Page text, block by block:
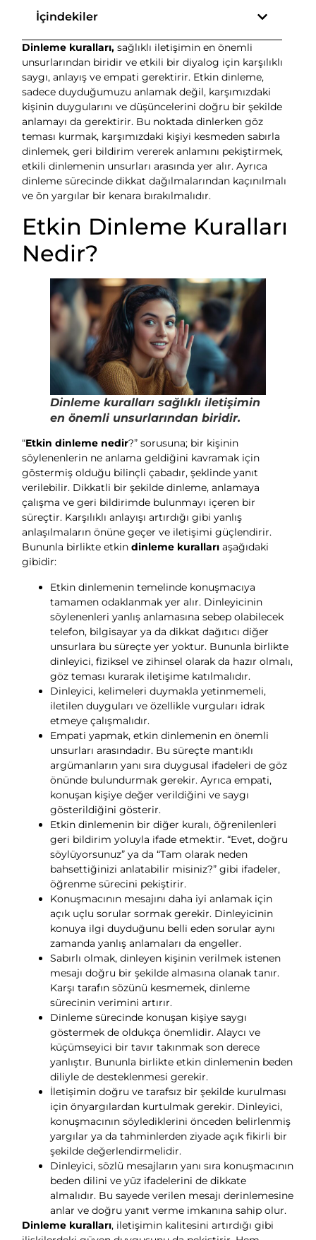
İçindekiler
Dinleme kuralları, sağlıklı iletişimin en önemli
unsurlarından biridir ve etkili bir diyalog için karşılıklı
saygı, anlayış ve empati gerektirir. Etkin dinleme,
sadece duyduğumuzu anlamak değil, karşımızdaki
kişinin duygularını ve düşüncelerini doğru bir şekilde
anlamayı da gerektirir. Bu noktada dinlerken göz
teması kurmak, karşımızdaki kişiyi kesmeden sabırla
dinlemek, geri bildirim vererek anlamını pekiştirmek,
etkili dinlemenin unsurları arasında yer alır. Ayrıca
dinleme sürecinde dikkat dağılmalarından kaçınılmalı
ve ön yargılar bir kenara bırakılmalıdır.
Etkin Dinleme Kuralları
Nedir?
Dinleme kuralları sağlıklı iletişimin
en önemli unsurlarından biridir.
“Etkin dinleme nedir?” sorusuna; bir kişinin
söylenenlerin ne anlama geldiğini kavramak için
göstermiş olduğu bilinçli çabadır, şeklinde yanıt
verilebilir. Dikkatli bir şekilde dinleme, anlamaya
çalışma ve geri bildirimde bulunmayı içeren bir
süreçtir. Karşılıklı anlayışı artırdığı gibi yanlış
anlaşılmaların önüne geçer ve iletişimi güçlendirir.
Bununla birlikte etkindinleme kurallarıaşağıdaki
gibidir:
Etkin dinlemenin temelinde konuşmacıya
tamamen odaklanmak yer alır. Dinleyicinin
söylenenleri yanlış anlamasına sebep olabilecek
telefon, bilgisayar ya da dikkat dağıtıcı diğer
unsurlara bu süreçte yer yoktur. Bununla birlikte
dinleyici, fiziksel ve zihinsel olarak da hazır olmalı,
göz teması kurarak iletişime katılmalıdır.
Dinleyici, kelimeleri duymakla yetinmemeli,
iletilen duyguları ve özellikle vurguları idrak
etmeye çalışmalıdır.
Empati yapmak, etkin dinlemenin en önemli
unsurları arasındadır. Bu süreçte mantıklı
argümanların yanı sıra duygusal ifadeleri de göz
önünde bulundurmak gerekir. Ayrıca empati,
konuşan kişiye değer verildiğini ve saygı
gösterildiğini gösterir.
Etkin dinlemenin bir diğer kuralı, öğrenilenleri
geri bildirim yoluyla ifade etmektir. “Evet, doğru
söylüyorsunuz” ya da “Tam olarak neden
bahsettiğinizi anlatabilir misiniz?” gibi ifadeler,
öğrenme sürecini pekiştirir.
Konuşmacının mesajını daha iyi anlamak için
açık uçlu sorular sormak gerekir. Dinleyicinin
konuya ilgi duyduğunu belli eden sorular aynı
zamanda yanlış anlamaları da engeller.
Sabırlı olmak, dinleyen kişinin verilmek istenen
mesajı doğru bir şekilde almasına olanak tanır.
Karşı tarafın sözünü kesmemek, dinleme
sürecinin verimini artırır.
Dinleme sürecinde konuşan kişiye saygı
göstermek de oldukça önemlidir. Alaycı ve
küçümseyici bir tavır takınmak son derece
yanlıştır. Bununla birlikte etkin dinlemenin beden
diliyle de desteklenmesi gerekir.
İletişimin doğru ve tarafsız bir şekilde kurulması
için önyargılardan kurtulmak gerekir. Dinleyici,
konuşmacının söylediklerini önceden belirlenmiş
yargılar ya da tahminlerden ziyade açık fikirli bir
şekilde değerlendirmelidir.
Dinleyici, sözlü mesajların yanı sıra konuşmacının
beden dilini ve yüz ifadelerini de dikkate
almalıdır. Bu sayede verilen mesajı derinlemesine
anlar ve doğru yanıt verme imkanına sahip olur.
Dinleme kuralları, iletişimin kalitesini artırdığı gibi